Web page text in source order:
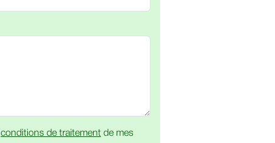
conditions de traitement de mes